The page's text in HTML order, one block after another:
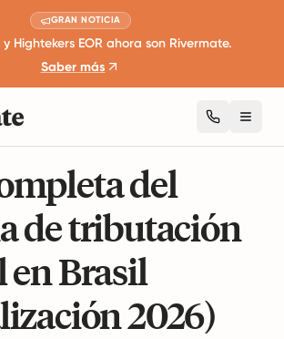
GRAN NOTICIA
y Hightekers EOR ahora son Rivermate.
Saber más
del
de tributación
en Brasil
2026)